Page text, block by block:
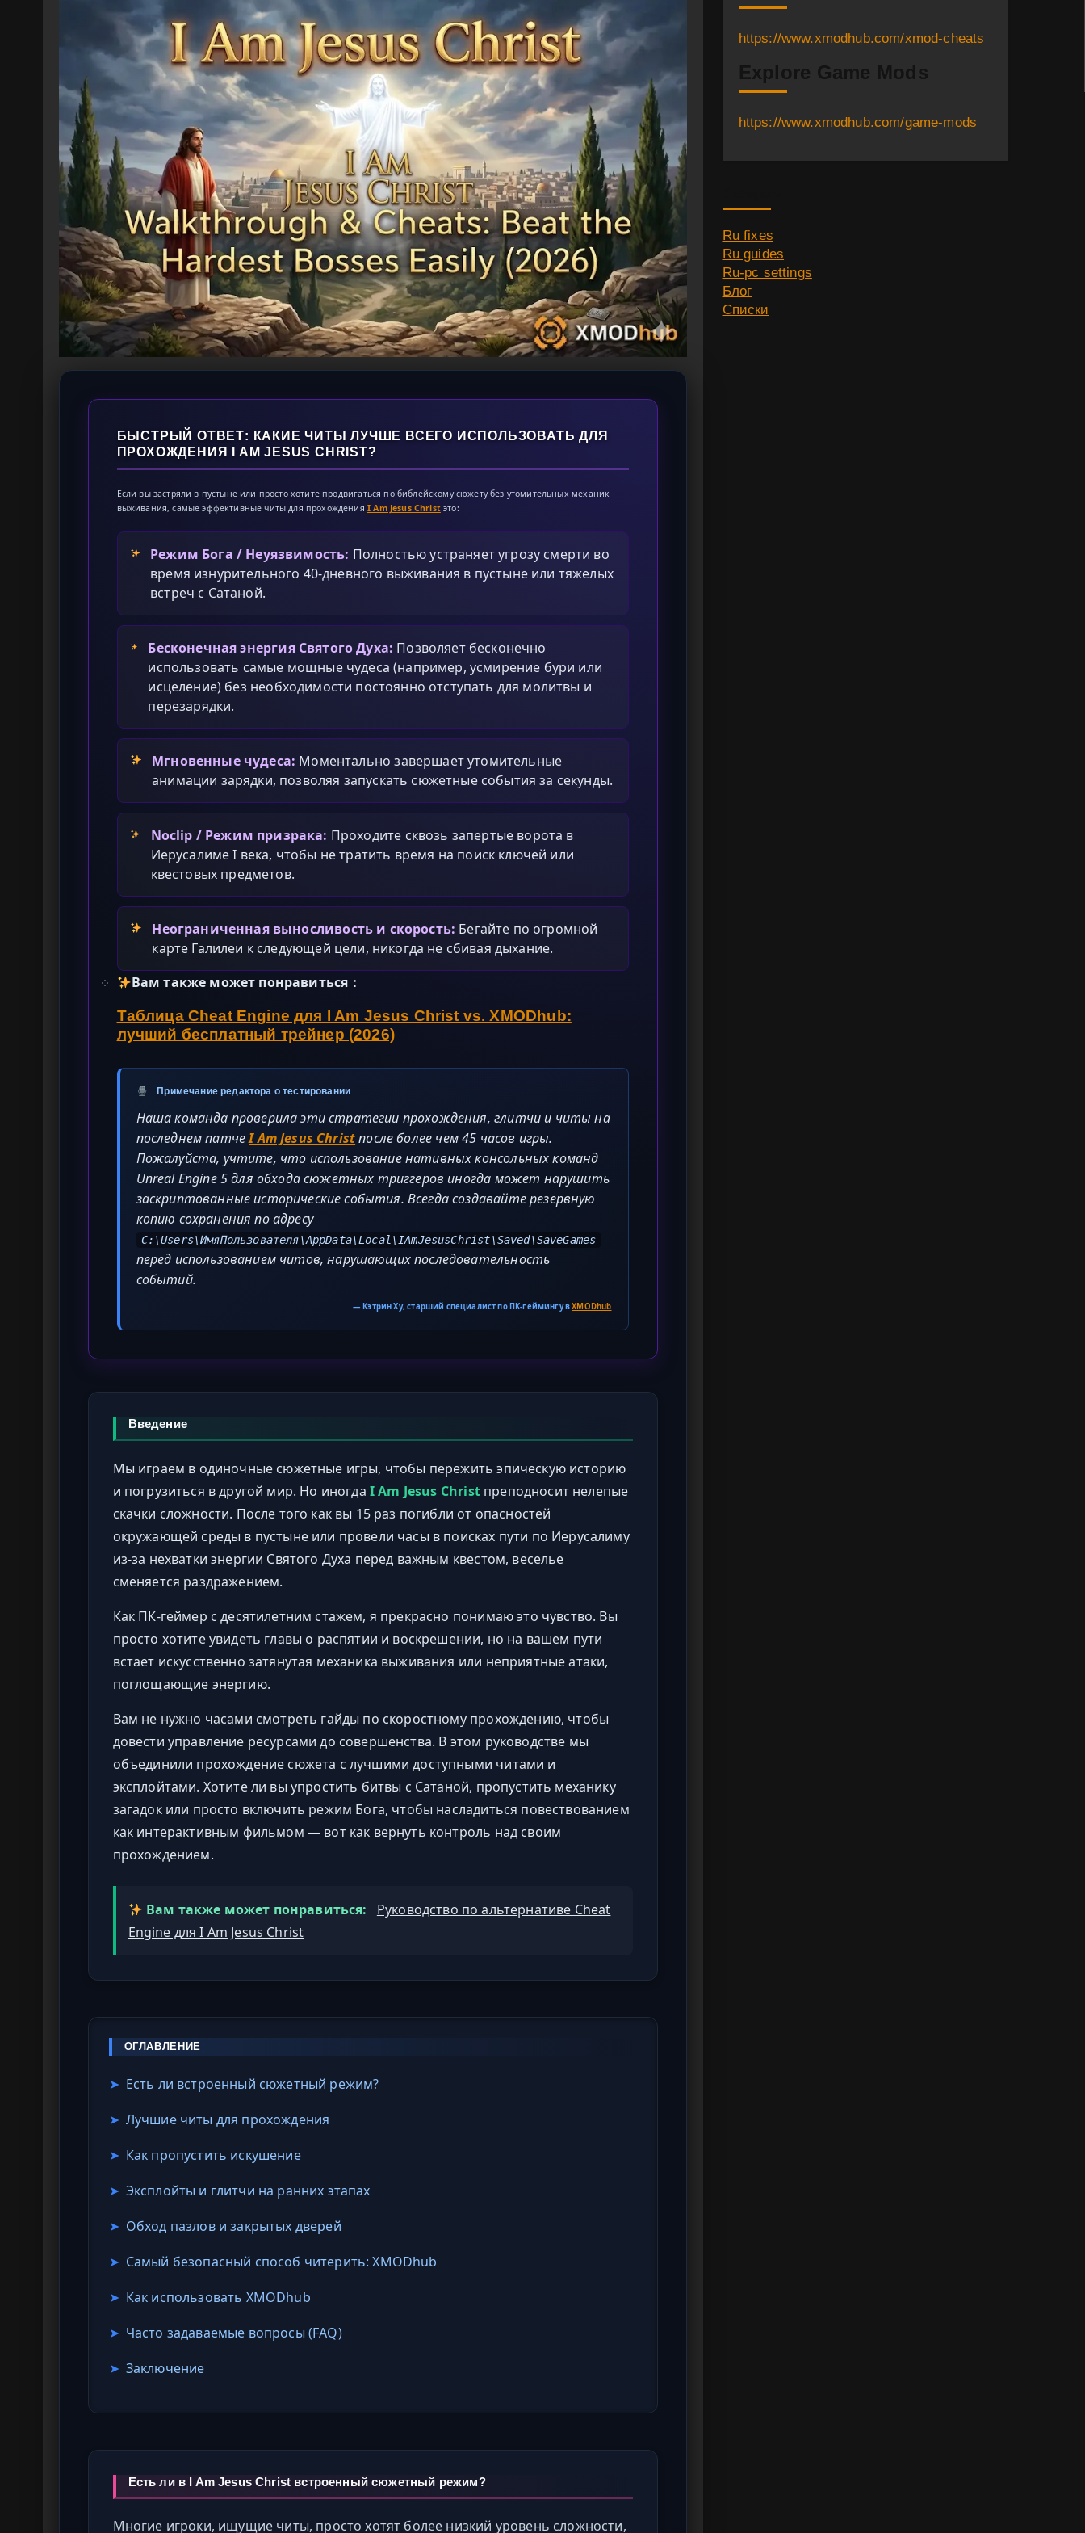
БЫСТРЫЙ ОТВЕТ: КАКИЕ ЧИТЫ ЛУЧШЕ ВСЕГО ИСПОЛЬЗОВАТЬ ДЛЯ
ПРОХОЖДЕНИЯ I AM JESUS CHRIST?
Если вы застряли в пустыне или просто хотите продвигаться по библейскому сюжету без утомительных механик
выживания, самые эффективные читы для прохожденияI Am Jesus Christэто:
Режим Бога / Неуязвимость: Полностью устраняет угрозу смерти во
время изнурительного 40-дневного выживания в пустыне или тяжелых
встреч с Сатаной.
Бесконечная энергия Святого Духа: Позволяет бесконечно
использовать самые мощные чудеса (например, усмирение бури или
исцеление) без необходимости постоянно отступать для молитвы и
перезарядки.
Мгновенные чудеса: Моментально завершает утомительные
анимации зарядки, позволяя запускать сюжетные события за секунды.
Noclip / Режим призрака: Проходите сквозь запертые ворота в
Иерусалиме I века, чтобы не тратить время на поиск ключей или
квестовых предметов.
Неограниченная выносливость и скорость: Бегайте по огромной
карте Галилеи к следующей цели, никогда не сбивая дыхание.
Вам также может понравиться：
Таблица Cheat Engine для I Am Jesus Christ vs. XMODhub:
лучший бесплатный трейнер (2026)
Примечание редактора о тестировании
Наша команда проверила эти стратегии прохождения, глитчи и читы на
последнем патчеI Am Jesus Christпосле более чем 45 часов игры.
Пожалуйста, учтите, что использование нативных консольных команд
Unreal Engine 5 для обхода сюжетных триггеров иногда может нарушить
заскриптованные исторические события. Всегда создавайте резервную
копию сохранения по адресу
C:\Users\ИмяПользователя\AppData\Local\IAmJesusChrist\Saved\SaveGames
перед использованием читов, нарушающих последовательность
событий.
— Кэтрин Ху, старший специалист по ПК-геймингу вXMODhub
Введение
Мы играем в одиночные сюжетные игры, чтобы пережить эпическую историю
и погрузиться в другой мир. Но иногда I Am Jesus Christпреподносит нелепые
скачки сложности. После того как вы 15 раз погибли от опасностей
окружающей среды в пустыне или провели часы в поисках пути по Иерусалиму
из-за нехватки энергии Святого Духа перед важным квестом, веселье
сменяется раздражением.
Как ПК-геймер с десятилетним стажем, я прекрасно понимаю это чувство. Вы
просто хотите увидеть главы о распятии и воскрешении, но на вашем пути
встает искусственно затянутая механика выживания или неприятные атаки,
поглощающие энергию.
Вам не нужно часами смотреть гайды по скоростному прохождению, чтобы
довести управление ресурсами до совершенства. В этом руководстве мы
объединили прохождение сюжета с лучшими доступными читами и
эксплойтами. Хотите ли вы упростить битвы с Сатаной, пропустить механику
загадок или просто включить режим Бога, чтобы насладиться повествованием
как интерактивным фильмом — вот как вернуть контроль над своим
прохождением.
Вам также может понравиться:
Руководство по альтернативе Cheat
Engine для I Am Jesus Christ
ОГЛАВЛЕНИЕ
➤ Есть ли встроенный сюжетный режим?
➤ Лучшие читы для прохождения
➤ Как пропустить искушение
➤ Эксплойты и глитчи на ранних этапах
➤ Обход пазлов и закрытых дверей
➤ Самый безопасный способ читерить: XMODhub
➤ Как использовать XMODhub
➤ Часто задаваемые вопросы (FAQ)
➤ Заключение
Есть ли в I Am Jesus Christ встроенный сюжетный режим?
Многие игроки, ищущие читы, просто хотят более низкий уровень сложности,
https://www.xmodhub.com/xmod-cheats
Explore Game Mods
https://www.xmodhub.com/game-mods
Ru fixes
Ru guides
Ru-pc settings
Блог
Списки